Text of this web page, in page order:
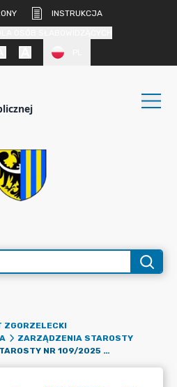
INSTRUKCJA
ZGORZELECKI
ZARZĄDZENIA STAROSTY
ZARZĄDZENIE STAROSTY NR 109/2025 Z DNIA 10 GRUDNIA 2025 R. W SPRAWIE POWOŁANIA SKŁADU OSOBOWEGO KOMISJI PRZETARGOWEJ DO PRZYGOTOWANIA I PRZEPROWADZANIA POSTĘPOWANIA O UDZIELENIE ZAMÓWIENIA PUBLICZNEGO PN.: „WYKONANIE ROBÓT BUDOWLANYCH W RAMACH ZADANIA PN. „MODERNIZACJA ŁAZIENEK WRAZ Z DOSTOSOWANIEM DLA OSÓB NIEPEŁNOSPRAWNYCH W SPECJALNYM OŚRODKU SZKOLNO-WYCHOWAWCZYM W ZGORZELCU"